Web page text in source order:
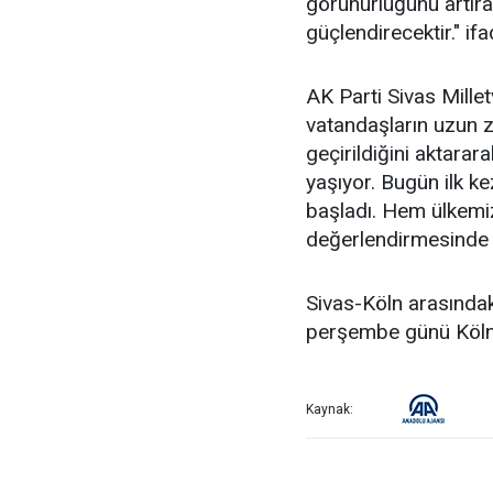
güçlendirecektir."
AK Parti Sivas
vatandaşların uzun
geçirildiğini
yaşıyor. Bugün ilk
başladı. Hem
değerlendirmesinde
Sivas-Köln
perşembe günü
Kaynak: